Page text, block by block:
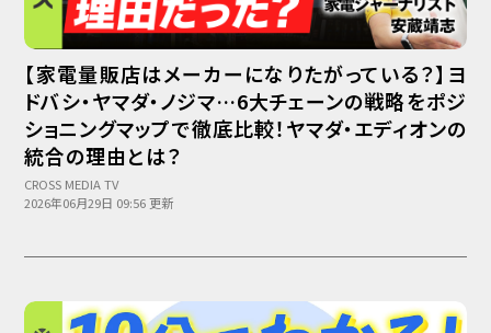
【家電量販店はメーカーになりたがっている？】ヨ
ドバシ・ヤマダ・ノジマ…6大チェーンの戦略をポジ
ショニングマップで徹底比較！ヤマダ・エディオンの
統合の理由とは？
CROSS MEDIA TV
2026年06月29日 09:56 更新